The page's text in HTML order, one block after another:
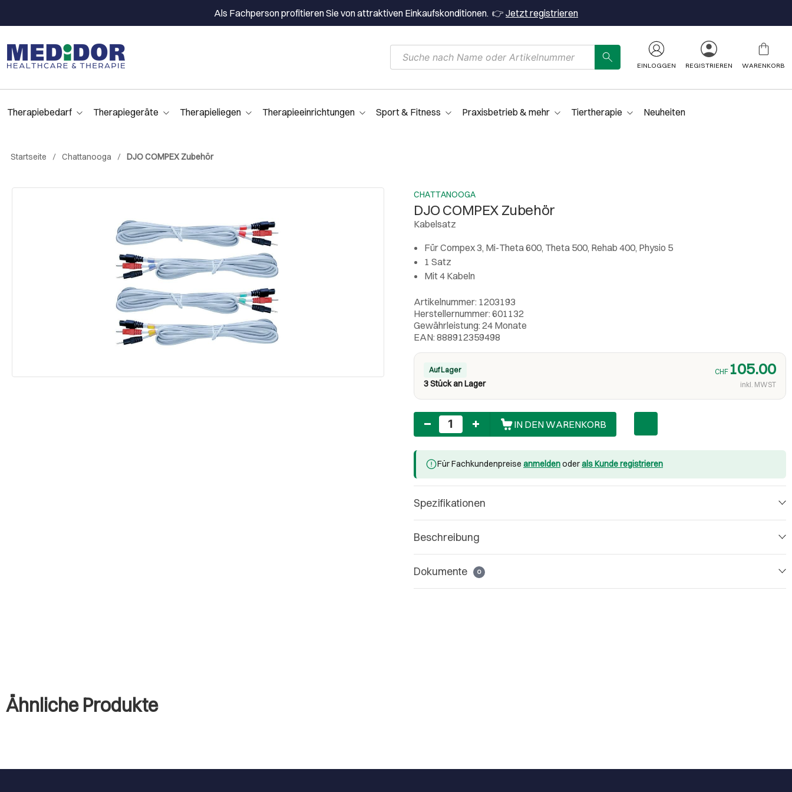
Als Fachperson profitieren Sie von attraktiven Einkaufskonditionen. 👉 Jetzt registrieren
EINLOGGEN REGISTRIEREN WARENKORB
Therapiebedarf Therapiegeräte Therapieliegen Therapieeinrichtungen Sport & Fitness Praxisbetrieb & mehr Tiertherapie Neuheiten
Startseite Chattanooga DJO COMPEX Zubehör
CHATTANOOGA
DJO COMPEX Zubehör
Kabelsatz
Für Compex 3, Mi-Theta 600, Theta 500, Rehab 400, Physio 5
1 Satz
Mit 4 Kabeln
Artikelnummer: 1203193
Herstellernummer: 601132
Gewährleistung: 24 Monate
EAN: 888912359498
Auf Lager
3 Stück an Lager
CHF 105.00
inkl. MWST
Anzahl
IN DEN WARENKORB
Für Fachkundenpreise anmeldenoderals Kunde registrieren
Spezifikationen
Beschreibung
Dokumente 0
Ähnliche Produkte